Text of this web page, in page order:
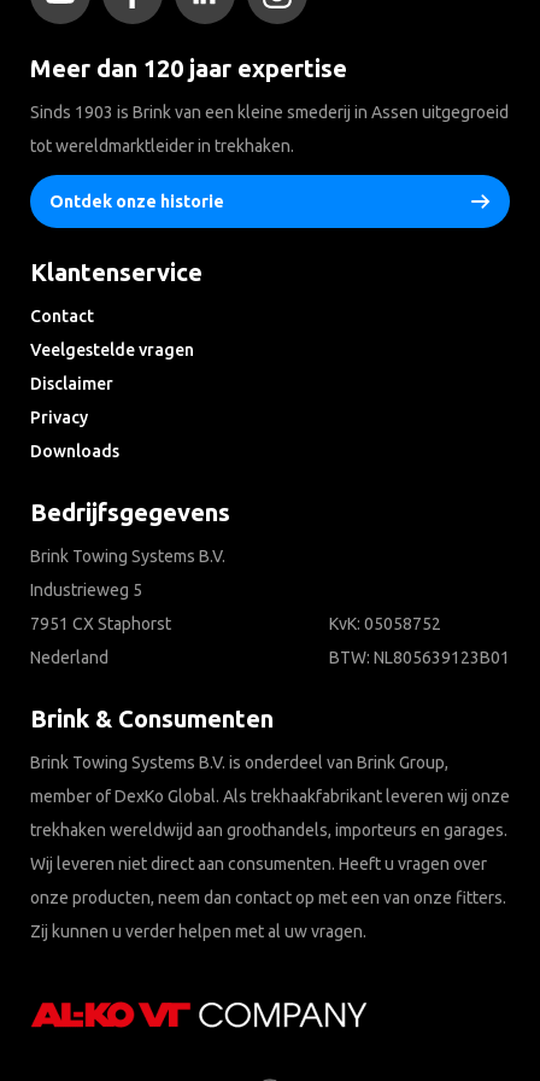
Meer dan 120 jaar expertise
Sinds 1903 is Brink van een kleine smederij in Assen uitgegroeid
tot wereldmarktleider in trekhaken.
Ontdek onze historie
Klantenservice
Contact
Veelgestelde vragen
Disclaimer
Privacy
Downloads
Bedrijfsgegevens
Brink Towing Systems B.V.
Industrieweg 5
7951 CX Staphorst
Nederland
KvK: 05058752
BTW: NL805639123B01
Brink & Consumenten
Brink Towing Systems B.V. is onderdeel van Brink Group,
member of DexKo Global. Als trekhaakfabrikant leveren wij onze
trekhaken wereldwijd aan groothandels, importeurs en garages.
Wij leveren niet direct aan consumenten. Heeft u vragen over
onze producten, neem dan contact op met een van onze fitters.
Zij kunnen u verder helpen met al uw vragen.